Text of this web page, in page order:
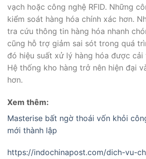
vạch hoặc công nghệ RFID. Những
kiểm soát hàng hóa chính xác hơn.
tra cứu thông tin hàng hóa nhanh
cũng hỗ trợ giảm sai sót trong quá
đó hiệu suất xử lý hàng hóa được cải
Hệ thống kho hàng trở nên hiện đại
hơn.
Xem thêm:
Masterise bất ngờ thoái vốn khỏi
mới thành lập
https://indochinapost.com/dich-vu-